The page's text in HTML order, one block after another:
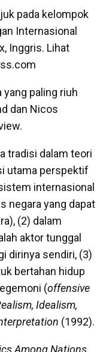
pada kelompok
Internasional
Inggris. Lihat
yang paling riuh
dan Nicos
tradisi dalam teori
utama perspektif
internasional
negara yang dapat
(2) dalam
aktor tunggal
dirinya sendiri, (3)
bertahan hidup
(offensive
Idealism,
(1992).